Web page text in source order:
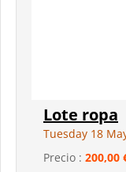
Lote ropa
Tuesday 18
Precio : 200,00